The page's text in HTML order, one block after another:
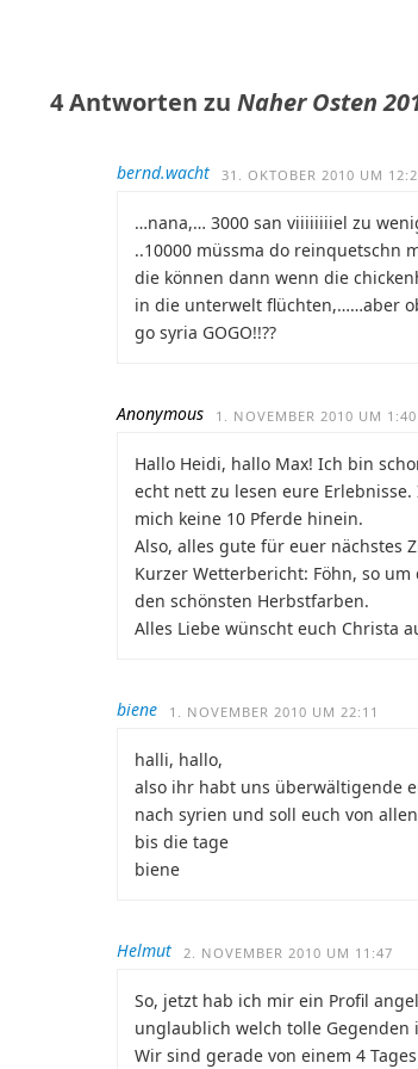
4 Antworten zu Naher Osten
bernd.wacht 31. OKTOBER 2010 UM
…nana,… 3000 san viiiiiiiiel zu
..10000 müssma do reinquetschn
die können dann wenn die
in die unterwelt flüchten,……aber
go syria GOGO!!??
Anonymous 1. NOVEMBER 2010 UM 1:40
Hallo Heidi, hallo Max! Ich bin
echt nett zu lesen eure
mich keine 10 Pferde hinein.
Also, alles gute für euer nächstes
Kurzer Wetterbericht: Föhn, so
den schönsten Herbstfarben.
Alles Liebe wünscht euch Christa
biene 1. NOVEMBER 2010 UM 22:11
halli, hallo,
also ihr habt uns überwältigende
nach syrien und soll euch von
bis die tage
biene
Helmut 2. NOVEMBER 2010 UM 11:47
So, jetzt hab ich mir ein Profil
unglaublich welch tolle Gegenden
Wir sind gerade von einem 4